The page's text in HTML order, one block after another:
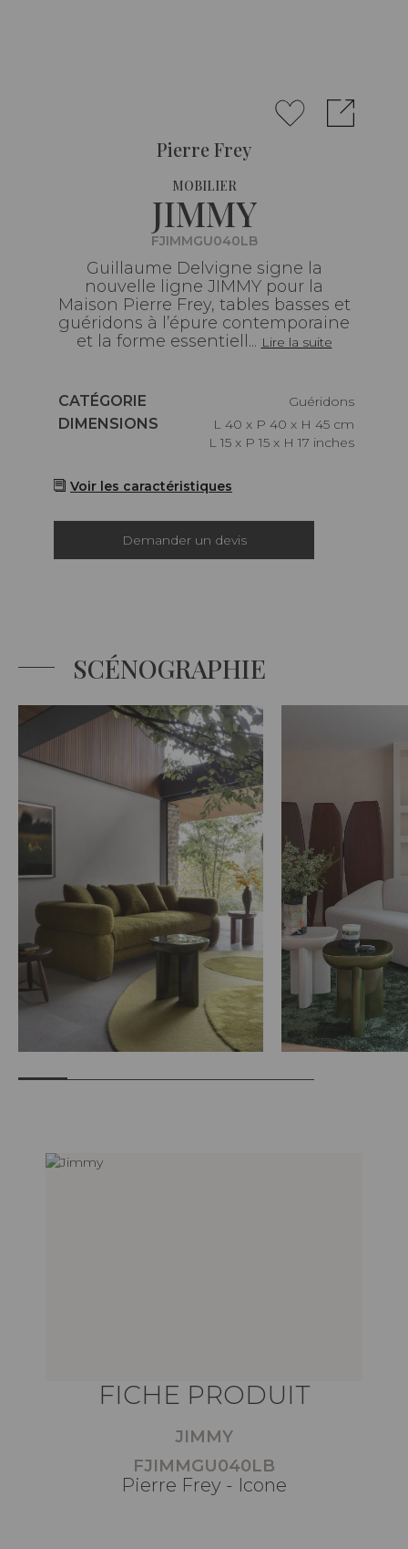
Pierre Frey
MOBILIER
JIMMY
FJIMMGU040LB
Guillaume Delvigne signe la
nouvelle ligne JIMMY pour la
Maison Pierre Frey, tables basses et
guéridons à l’épure contemporaine
et la forme essentiell... Lire la suite
Caractéristiques
CATÉGORIE
Guéridons
Caractéristiques
DIMENSIONS
L 40 x P 40 x H 45 cm
L 15 x P 15 x H 17 inches
Voir les caractéristiques
Demander un devis
SCÉNOGRAPHIE
FICHE PRODUIT
JIMMY
FJIMMGU040LB
Pierre Frey - Icone